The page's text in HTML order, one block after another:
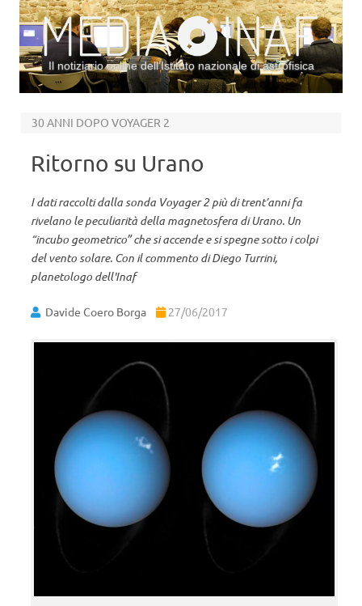
Il notiziario online dell’Istituto nazionale di astrofisica
30 ANNI DOPO VOYAGER 2
Ritorno su Urano
I dati raccolti dalla sonda Voyager 2 più di trent’anni fa
rivelano le peculiarità della magnetosfera di Urano. Un
“incubo geometrico” che si accende e si spegne sotto i colpi
del vento solare. Con il commento di Diego Turrini,
planetologo dell'Inaf
Davide Coero Borga 27/06/2017